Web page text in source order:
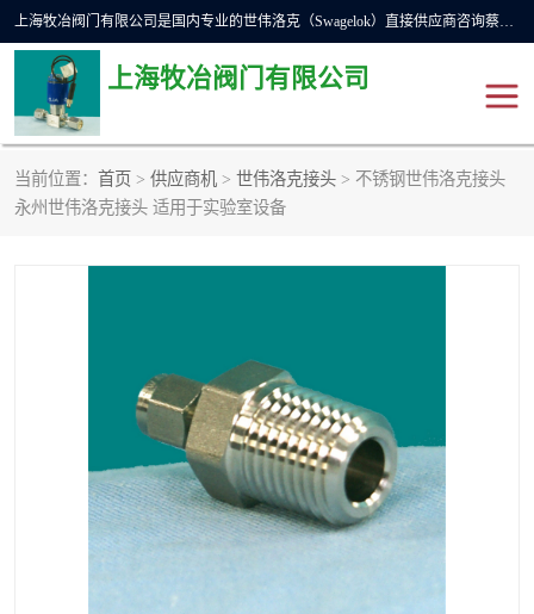
上海牧冶阀门有限公司是国内专业的世伟洛克（Swagelok）直接供应商咨询蔡工，主营世伟洛克球阀、世伟洛克针型阀、世伟洛克隔膜阀、世伟洛克旋塞阀、世伟洛克单向阀、世伟洛克接头、世伟洛克快速接头、世伟洛克卡套管、世伟洛克弯管器、世伟洛克工具等。
上海牧冶阀门有限公司
当前位置： 首页 > 供应商机 > 世伟洛克接头 > 不锈钢世伟洛克接头
永州世伟洛克接头 适用于实验室设备
世伟洛克
世伟洛克球阀 世伟洛克针阀
世伟洛克单向阀 世伟洛克波纹管阀
美国霍克HOKE
世伟洛克针型阀 世伟洛克旋塞阀
世伟洛克卡套管